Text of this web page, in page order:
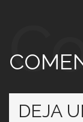
DEJA